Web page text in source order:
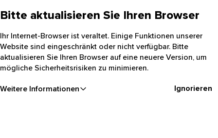
Bitte aktualisieren Sie Ihren Browser
Ihr Internet-Browser ist veraltet. Einige Funktionen unserer
Website sind eingeschränkt oder nicht verfügbar. Bitte
aktualisieren Sie Ihren Browser auf eine neuere Version, um
mögliche Sicherheitsrisiken zu minimieren.
Weitere Informationen Ignorieren